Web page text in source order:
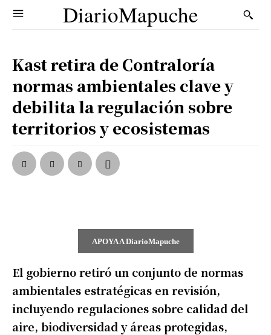
DiarioMapuche
Kast retira de Contraloría
normas ambientales clave y
debilita la regulación sobre
territorios y ecosistemas
APOYA A DiarioMapuche
El gobierno retiró un conjunto de normas
ambientales estratégicas en revisión,
incluyendo regulaciones sobre calidad del
aire, biodiversidad y áreas protegidas,